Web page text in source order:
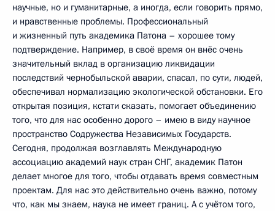
научные, но и гуманитарные, а иногда, если говорить прямо,
и нравственные проблемы. Профессиональный
и жизненный путь академика Патона – хорошее тому
подтверждение. Например, в своё время он внёс очень
значительный вклад в организацию ликвидации
последствий чернобыльской аварии, спасал, по сути, людей,
обеспечивал нормализацию экологической обстановки. Его
открытая позиция, кстати сказать, помогает объединению
того, что для нас особенно дорого – имею в виду научное
пространство Содружества Независимых Государств.
Сегодня, продолжая возглавлять Международную
ассоциацию академий наук стран СНГ, академик Патон
делает многое для того, чтобы отдавать время совместным
проектам. Для нас это действительно очень важно, потому
что, как мы знаем, наука не имеет границ. А с учётом того,